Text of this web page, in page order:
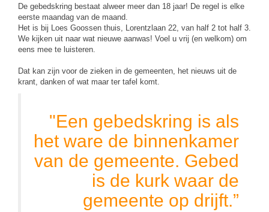
De gebedskring bestaat alweer meer dan 18 jaar! De regel is elke
eerste maandag van de maand.
Het is bij Loes Goossen thuis, Lorentzlaan 22, van half 2 tot half 3.
We kijken uit naar wat nieuwe aanwas! Voel u vrij (en welkom) om
eens mee te luisteren.
Dat kan zijn voor de zieken in de gemeenten, het nieuws uit de
krant, danken of wat maar ter tafel komt.
"Een gebedskring is als
het ware de binnenkamer
van de gemeente. Gebed
is de kurk waar de
gemeente op drijft.”